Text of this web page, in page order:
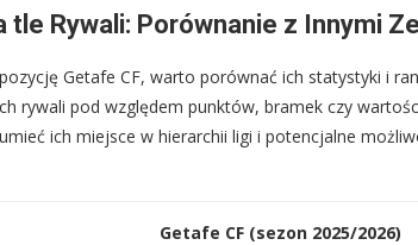
tle Rywali: Porównanie z Innymi
Getafe CF, warto porównać ich statystyki i
rywali pod względem punktów, bramek czy
ich miejsce w hierarchii ligi i potencjalne
Getafe CF (sezon 2025/2026)